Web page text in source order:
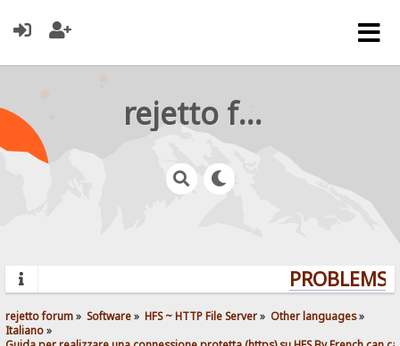
rejetto forum
rejetto forum» Software» HFS ~ HTTP File Server» Other languages»
Italiano»